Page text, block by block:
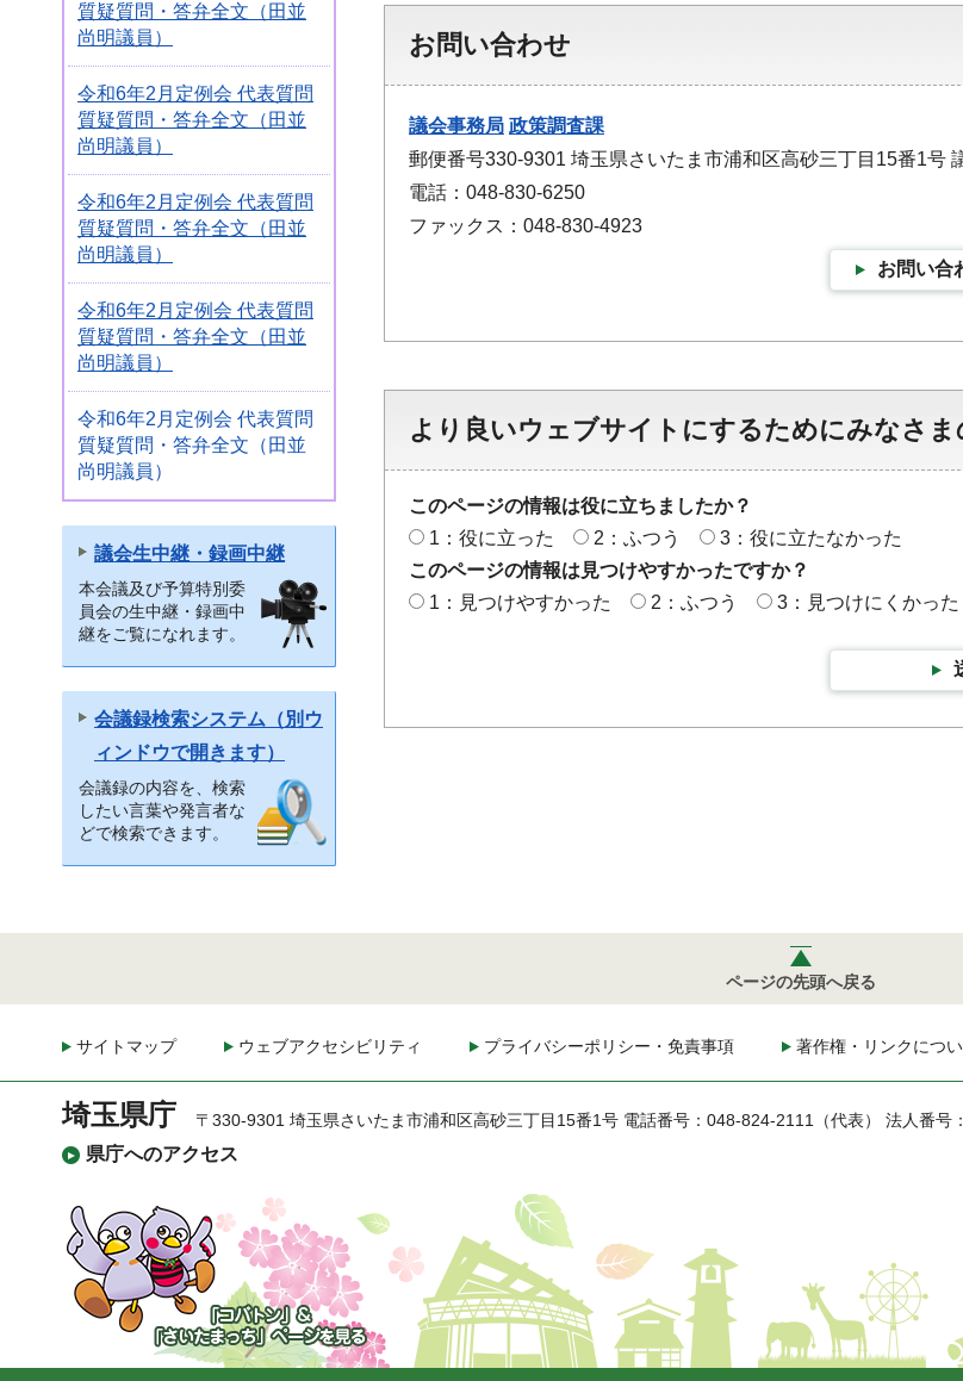
質疑質問・答弁全文（田並
尚明議員）
令和6年2月定例会 代表質問
質疑質問・答弁全文（田並
尚明議員）
令和6年2月定例会 代表質問
質疑質問・答弁全文（田並
尚明議員）
令和6年2月定例会 代表質問
質疑質問・答弁全文（田並
尚明議員）
令和6年2月定例会 代表質問
質疑質問・答弁全文（田並
尚明議員）
議会生中継・録画中継
本会議及び予算特別委
員会の生中継・録画中
継をご覧になれます。
会議録検索システム（別ウ
ィンドウで開きます）
会議録の内容を、検索
したい言葉や発言者な
どで検索できます。
お問い合わせ
議会事務局 政策調査課
郵便番号330-9301 埼玉県さいたま市浦和区高砂三丁目15番1号
電話：048-830-6250
ファックス：048-830-4923
お問い合
より良いウェブサイトにするためにみなさ
このページの情報は役に立ちましたか？
1：役に立った
2：ふつう
3：役に立たなかった
このページの情報は見つけやすかったですか？
1：見つけやすかった
2：ふつう 3：見つけにくかった
ページの先頭へ戻る
サイトマップ ウェブアクセシビリティ プライバシーポリシー・免責事項 著作権・リンクにつ
埼玉県庁
県庁へのアクセス
〒330-9301 埼玉県さいたま市浦和区高砂三丁目15番1号 電話番号：048-824-2111（代表） 法人番号
「コバトン」&「さいた
まっち」